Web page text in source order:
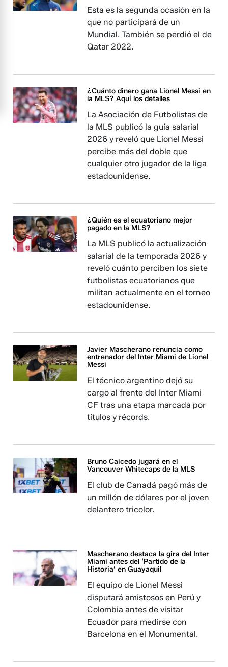
Esta es la segunda ocasión en la
que no participará de un
Mundial. También se perdió el de
Qatar 2022.
¿Cuánto dinero gana Lionel Messi en
la MLS? Aquí los detalles
La Asociación de Futbolistas de
la MLS publicó la guía salarial
2026 y reveló que Lionel Messi
percibe más del doble que
cualquier otro jugador de la liga
estadounidense.
¿Quién es el ecuatoriano mejor
pagado en la MLS?
La MLS publicó la actualización
salarial de la temporada 2026 y
reveló cuánto perciben los siete
futbolistas ecuatorianos que
militan actualmente en el torneo
estadounidense.
Javier Mascherano renuncia como
entrenador del Inter Miami de Lionel
Messi
El técnico argentino dejó su
cargo al frente del Inter Miami
CF tras una etapa marcada por
títulos y récords.
Bruno Caicedo jugará en el
Vancouver Whitecaps de la MLS
El club de Canadá pagó más de
un millón de dólares por el joven
delantero tricolor.
Mascherano destaca la gira del Inter
Miami antes del ‘Partido de la
Historia’ en Guayaquil
El equipo de Lionel Messi
disputará amistosos en Perú y
Colombia antes de visitar
Ecuador para medirse con
Barcelona en el Monumental.